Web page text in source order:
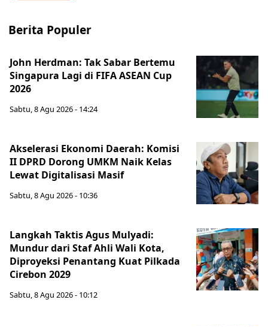
Berita Populer
John Herdman: Tak Sabar Bertemu
Singapura Lagi di FIFA ASEAN Cup
2026
Sabtu, 8 Agu 2026 - 14:24
Akselerasi Ekonomi Daerah: Komisi
II DPRD Dorong UMKM Naik Kelas
Lewat Digitalisasi Masif
Sabtu, 8 Agu 2026 - 10:36
Langkah Taktis Agus Mulyadi:
Mundur dari Staf Ahli Wali Kota,
Diproyeksi Penantang Kuat Pilkada
Cirebon 2029
Sabtu, 8 Agu 2026 - 10:12